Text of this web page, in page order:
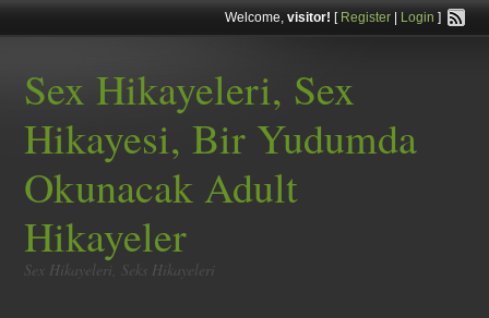
Welcome, visitor! [ Register| Login ]
Sex Hikayeleri, Sex
Hikayesi, Bir Yudumda
Okunacak Adult
Hikayeler
Sex Hikayeleri, Seks Hikayeleri